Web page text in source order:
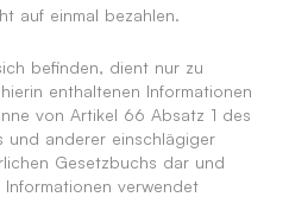
auf einmal bezahlen.
befinden, dient nur zu
enthaltenen Informationen
von Artikel 66 Absatz 1 des
und anderer einschlägiger
Gesetzbuchs dar und
verwendet